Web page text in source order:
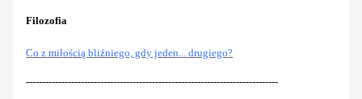
Filozofia
Co z miłością bliźniego, gdy jeden... drugiego?
------------------------------------------------------------------------------